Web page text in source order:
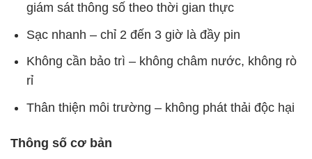
giám sát thông số theo thời gian thực
Sạc nhanh – chỉ 2 đến 3 giờ là đầy pin
Không cần bảo trì – không châm nước, không rò
rỉ
Thân thiện môi trường – không phát thải độc hại
Thông số cơ bản